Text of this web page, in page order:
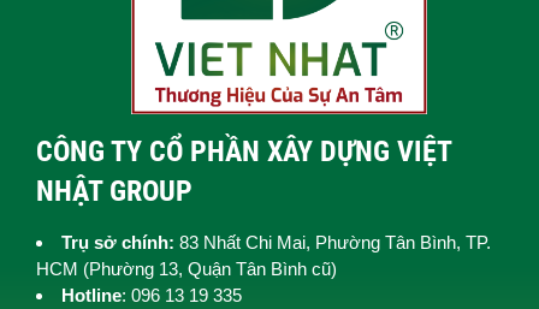
CÔNG TY CỔ PHẦN XÂY DỰNG VIỆT
NHẬT GROUP
Trụ sở chính: 83 Nhất Chi Mai, Phường Tân Bình, TP.
HCM (Phường 13, Quận Tân Bình cũ)
Hotline: 096 13 19 335